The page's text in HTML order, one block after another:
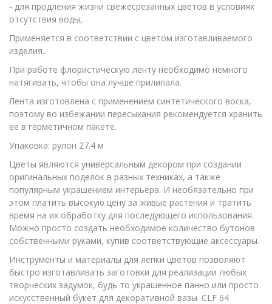
- для продления жизни свежесрезанных цветов в условиях
отсутствия воды,
Применяется в соответствии с цветом изготавливаемого
изделия..
При работе флористическую ленту необходимо немного
натягивать, чтобы она лучше прилипала.
Лента изготовлена с применением синтетического воска,
поэтому во избежании пересыхания рекомендуется хранить
ее в герметичном пакете.
Упаковка: рулон 27.4 м
Цветы являются универсальным декором при создании
оригинальных поделок в разных техниках, а также
популярным украшением интерьера. И необязательно при
этом платить высокую цену за живые растения и тратить
время на их обработку для последующего использования.
Можно просто создать необходимое количество бутонов
собственными руками, купив соответствующие аксессуары.
Инструменты и материалы для лепки цветов позволяют
быстро изготавливать заготовки для реализации любых
творческих задумок, будь то украшенное панно или просто
искусственный букет для декоративной вазы. CLF 64